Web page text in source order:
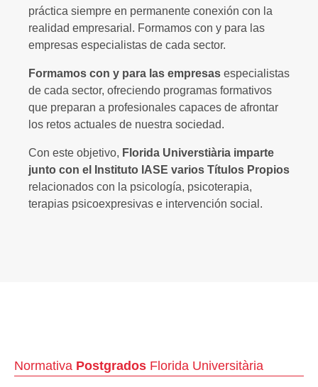
práctica siempre en permanente conexión con la
realidad empresarial. Formamos con y para las
empresas especialistas de cada sector.
Formamos con y para las empresas especialistas
de cada sector, ofreciendo programas formativos
que preparan a profesionales capaces de afrontar
los retos actuales de nuestra sociedad.
Con este objetivo, Florida Universtiària imparte
junto con el Instituto IASE varios Títulos Propios
relacionados con la psicología, psicoterapia,
terapias psicoexpresivas e intervención social.
Normativa Postgrados Florida Universitària